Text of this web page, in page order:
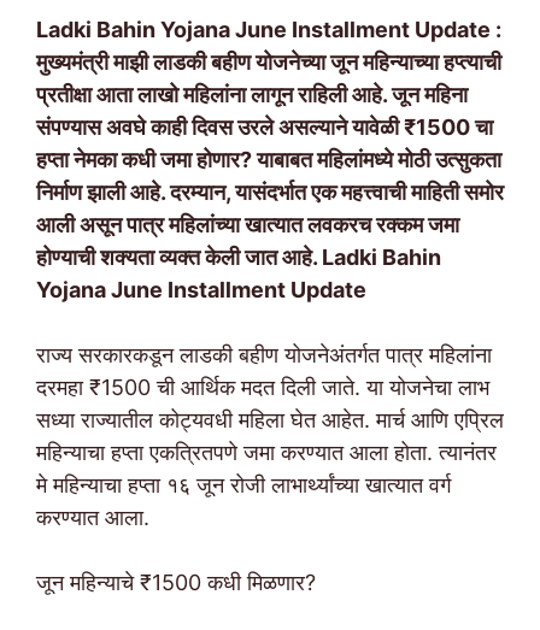
Ladki Bahin Yojana June Installment Update :
मुख्यमंत्री माझी लाडकी बहीण योजनेच्या जून महिन्याच्या हप्त्याची
प्रतीक्षा आता लाखो महिलांना लागून राहिली आहे. जून महिना
संपण्यास अवघे काही दिवस उरले असल्याने यावेळी ₹1500 चा
हप्ता नेमका कधी जमा होणार? याबाबत महिलांमध्ये मोठी उत्सुकता
निर्माण झाली आहे. दरम्यान, यासंदर्भात एक महत्त्वाची माहिती समोर
आली असून पात्र महिलांच्या खात्यात लवकरच रक्कम जमा
होण्याची शक्यता व्यक्त केली जात आहे. Ladki Bahin
Yojana June Installment Update
राज्य सरकारकडून लाडकी बहीण योजनेअंतर्गत पात्र महिलांना
दरमहा ₹1500 ची आर्थिक मदत दिली जाते. या योजनेचा लाभ
सध्या राज्यातील कोट्यवधी महिला घेत आहेत. मार्च आणि एप्रिल
महिन्याचा हप्ता एकत्रितपणे जमा करण्यात आला होता. त्यानंतर
मे महिन्याचा हप्ता १६ जून रोजी लाभार्थ्यांच्या खात्यात वर्ग
करण्यात आला.
जून महिन्याचे ₹1500 कधी मिळणार?